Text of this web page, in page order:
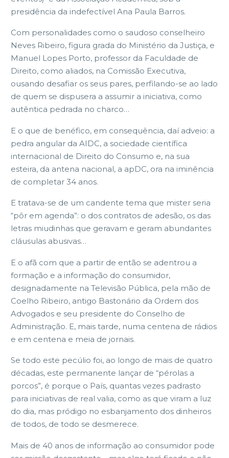
presidência da indefectível Ana Paula Barros.
Com personalidades como o saudoso conselheiro
Neves Ribeiro, figura grada do Ministério da Justiça, e
Manuel Lopes Porto, professor da Faculdade de
Direito, como aliados, na Comissão Executiva,
ousando desafiar os seus pares, perfilando-se ao lado
de quem se dispusera a assumir a iniciativa, como
autêntica pedrada no charco…
E o que de benéfico, em consequência, daí adveio: a
pedra angular da AIDC, a sociedade científica
internacional de Direito do Consumo e, na sua
esteira, da antena nacional, a apDC, ora na iminência
de completar 34 anos.
E tratava-se de um candente tema que mister seria
“pôr em agenda”: o dos contratos de adesão, os das
letras miudinhas que geravam e geram abundantes
cláusulas abusivas…
E o afã com que a partir de então se adentrou a
formação e a informação do consumidor,
designadamente na Televisão Pública, pela mão de
Coelho Ribeiro, antigo Bastonário da Ordem dos
Advogados e seu presidente do Conselho de
Administração. E, mais tarde, numa centena de rádios
e em centena e meia de jornais.
Se todo este pecúlio foi, ao longo de mais de quatro
décadas, este permanente lançar de “pérolas a
porcos”, é porque o País, quantas vezes padrasto
para iniciativas de real valia, como as que viram a luz
do dia, mas pródigo no esbanjamento dos dinheiros
de todos, de todo se desmerece.
Mais de 40 anos de informação ao consumidor pode